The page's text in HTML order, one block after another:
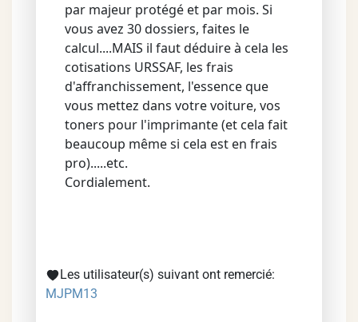
par majeur protégé et par mois. Si
vous avez 30 dossiers, faites le
calcul....MAIS il faut déduire à cela les
cotisations URSSAF, les frais
d'affranchissement, l'essence que
vous mettez dans votre voiture, vos
toners pour l'imprimante (et cela fait
beaucoup même si cela est en frais
pro).....etc.
Cordialement.
Les utilisateur(s) suivant ont remercié:
MJPM13